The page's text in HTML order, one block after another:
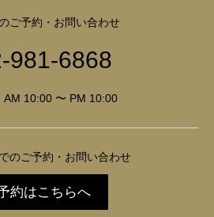
ご予約・お問い合わせ
981-6868
AM 10:00 〜 PM 10:00
のご予約・お問い合わせ
約はこちらへ